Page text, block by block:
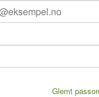
Glemt